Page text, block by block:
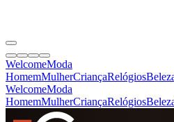
WelcomeModa
HomemMulherCriançaRelógios
WelcomeModa
HomemMulherCriançaRelógios